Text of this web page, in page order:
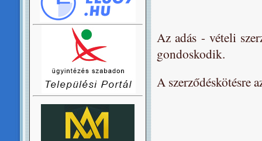
Az adás - vételi
gondoskodik.
A szerződéskötésre